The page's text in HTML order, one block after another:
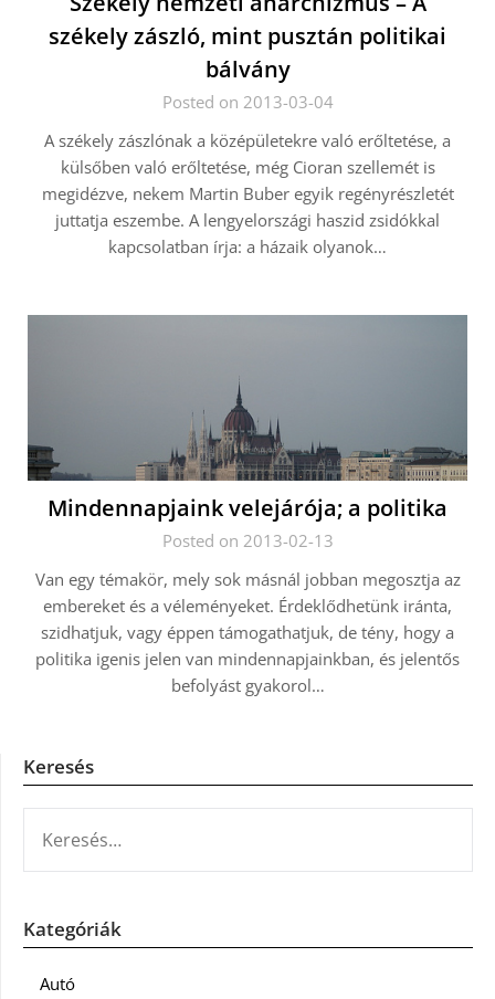
székely zászló, mint pusztán politikai
bálvány
Posted on 2013-03-04
A székely zászlónak a középületekre való erőltetése, a
külsőben való erőltetése, még Cioran szellemét is
megidézve, nekem Martin Buber egyik regényrészletét
juttatja eszembe. A lengyelországi haszid zsidókkal
kapcsolatban írja: a házaik olyanok…
Mindennapjaink velejárója; a politika
Posted on 2013-02-13
Van egy témakör, mely sok másnál jobban megosztja az
embereket és a véleményeket. Érdeklődhetünk iránta,
szidhatjuk, vagy éppen támogathatjuk, de tény, hogy a
politika igenis jelen van mindennapjainkban, és jelentős
befolyást gyakorol…
Keresés
Kategóriák
Autó